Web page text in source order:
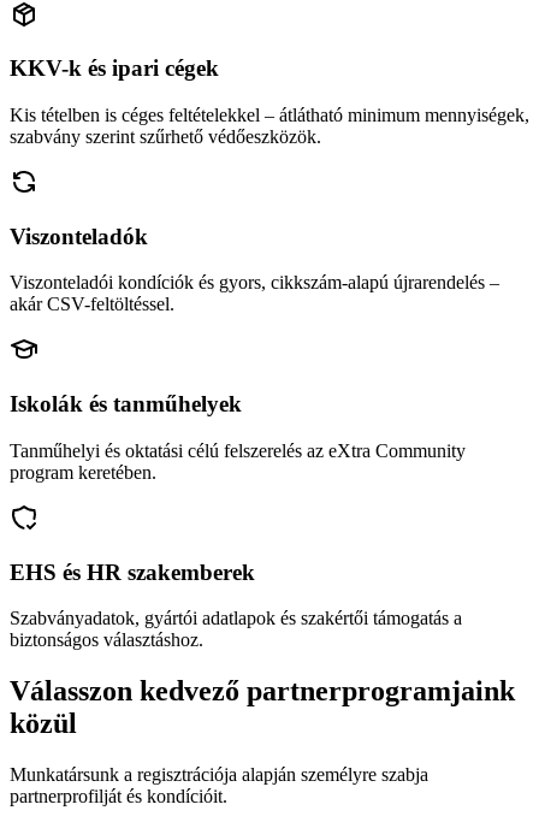
KKV-k és ipari cégek
Kis tételben is céges feltételekkel – átlátható minimum mennyiségek,
szabvány szerint szűrhető védőeszközök.
Viszonteladók
Viszonteladói kondíciók és gyors, cikkszám-alapú újrarendelés –
akár CSV-feltöltéssel.
Iskolák és tanműhelyek
Tanműhelyi és oktatási célú felszerelés az eXtra Community
program keretében.
EHS és HR szakemberek
Szabványadatok, gyártói adatlapok és szakértői támogatás a
biztonságos választáshoz.
Válasszon kedvező partnerprogramjaink
közül
Munkatársunk a regisztrációja alapján személyre szabja
partnerprofilját és kondícióit.